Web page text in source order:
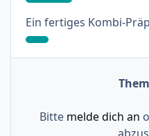
Ein fertiges Kombi-
Bitte melde dich an